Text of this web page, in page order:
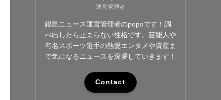
運営管理者
銀鼠ニュース運営管理者のpopoです！調
べ出したら止まらない性格です。芸能人や
有名スポーツ選手の熱愛エンタメや資産ま
で気になるニュースを深堀していきます！
Contact